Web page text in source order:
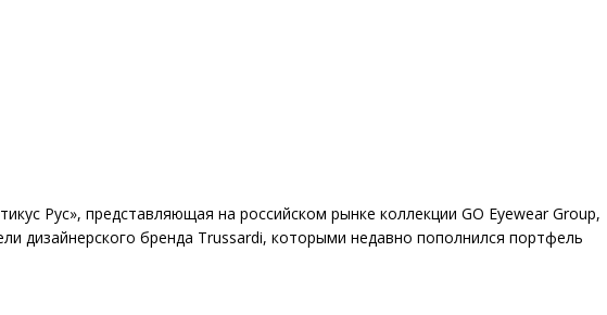
Рус», представляющая на российском рынке коллекции GO Eyewear Group,
дизайнерского бренда Trussardi, которыми недавно пополнился портфель